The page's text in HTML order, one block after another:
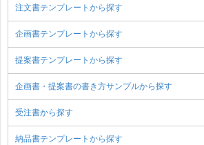
注文書テンプレートから探す
企画書テンプレートから探す
提案書テンプレートから探す
企画書・提案書の書き方サンプルから探す
受注書から探す
納品書テンプレートから探す